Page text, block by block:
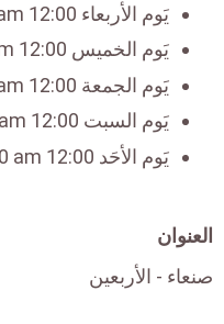
يَوم الأربعاء 12:00 am - 12:00 am
يَوم الخميس 12:00 am - 12:00 am
يَوم الجمعة 12:00 am - 12:00 am
يَوم السبت 12:00 am - 12:00 am
يَوم الأحَد 12:00 am - 12:00 am
العنوان
صنعاء - الأربعين